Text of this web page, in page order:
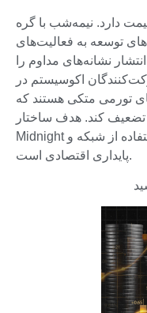
قیمت دارد. نیمه‌شب با گره
توسعه به فعالیت‌های
نشانه‌های مداوم را
اکوسیستم در
تورمی متکی هستند که
کند. هدف ساختار
Midnight حل این مشکل با ایجاد تعادل بین استفاده از شبکه و
پایداری اقتصادی است.